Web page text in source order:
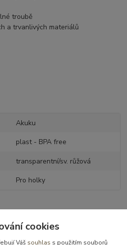
troubě
a trvanlivých materiálů
Akuku
plast - BPA free
transparentní/sv. růžová
Pro holky
cookies
Váš souhlas s použitím souborů